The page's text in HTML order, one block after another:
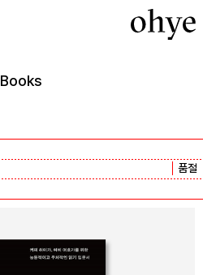
Books
품절